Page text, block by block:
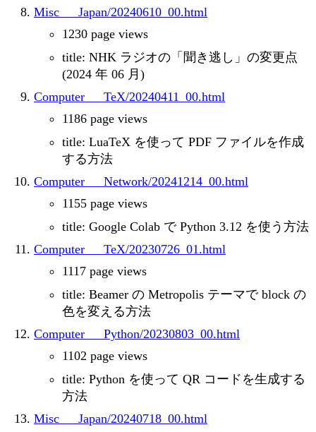
Misc___Japan/20240610_00.html
1230 page views
title: NHK ラジオの「聞き逃し」の変更点
(2024 年 06 月)
Computer___TeX/20240411_00.html
1186 page views
title: LuaTeX を使って PDF ファイルを作成
する方法
Computer___Network/20241214_00.html
1155 page views
title: Google Colab で Python 3.12 を使う方法
Computer___TeX/20230726_01.html
1117 page views
title: Beamer の Metropolis テーマで block の
色を変える方法
Computer___Python/20230803_00.html
1102 page views
title: Python を使って QR コードを生成する
方法
Misc___Japan/20240718_00.html